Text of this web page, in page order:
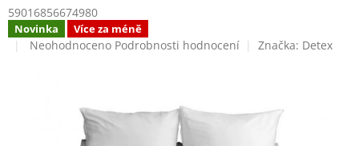
59016856674980
Novinka Více za méně
Průměrné
Neohodnoceno Podrobnosti hodnocení Značka: Detex